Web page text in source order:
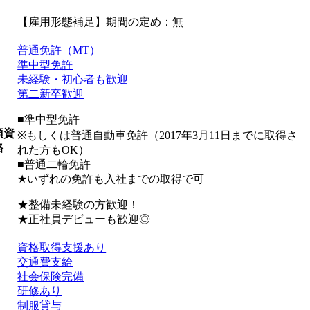
【雇用形態補足】期間の定め：無
資
普通免許（MT）
準中型免許
未経験・初心者も歓迎
第二新卒歓迎
■準中型免許
※もしくは普通自動車免許（2017年3月11日までに取得さ
れた方もOK）
■普通二輪免許
★いずれの免許も入社までの取得で可
★整備未経験の方歓迎！
★正社員デビューも歓迎◎
資格取得支援あり
交通費支給
社会保険完備
研修あり
制服貸与